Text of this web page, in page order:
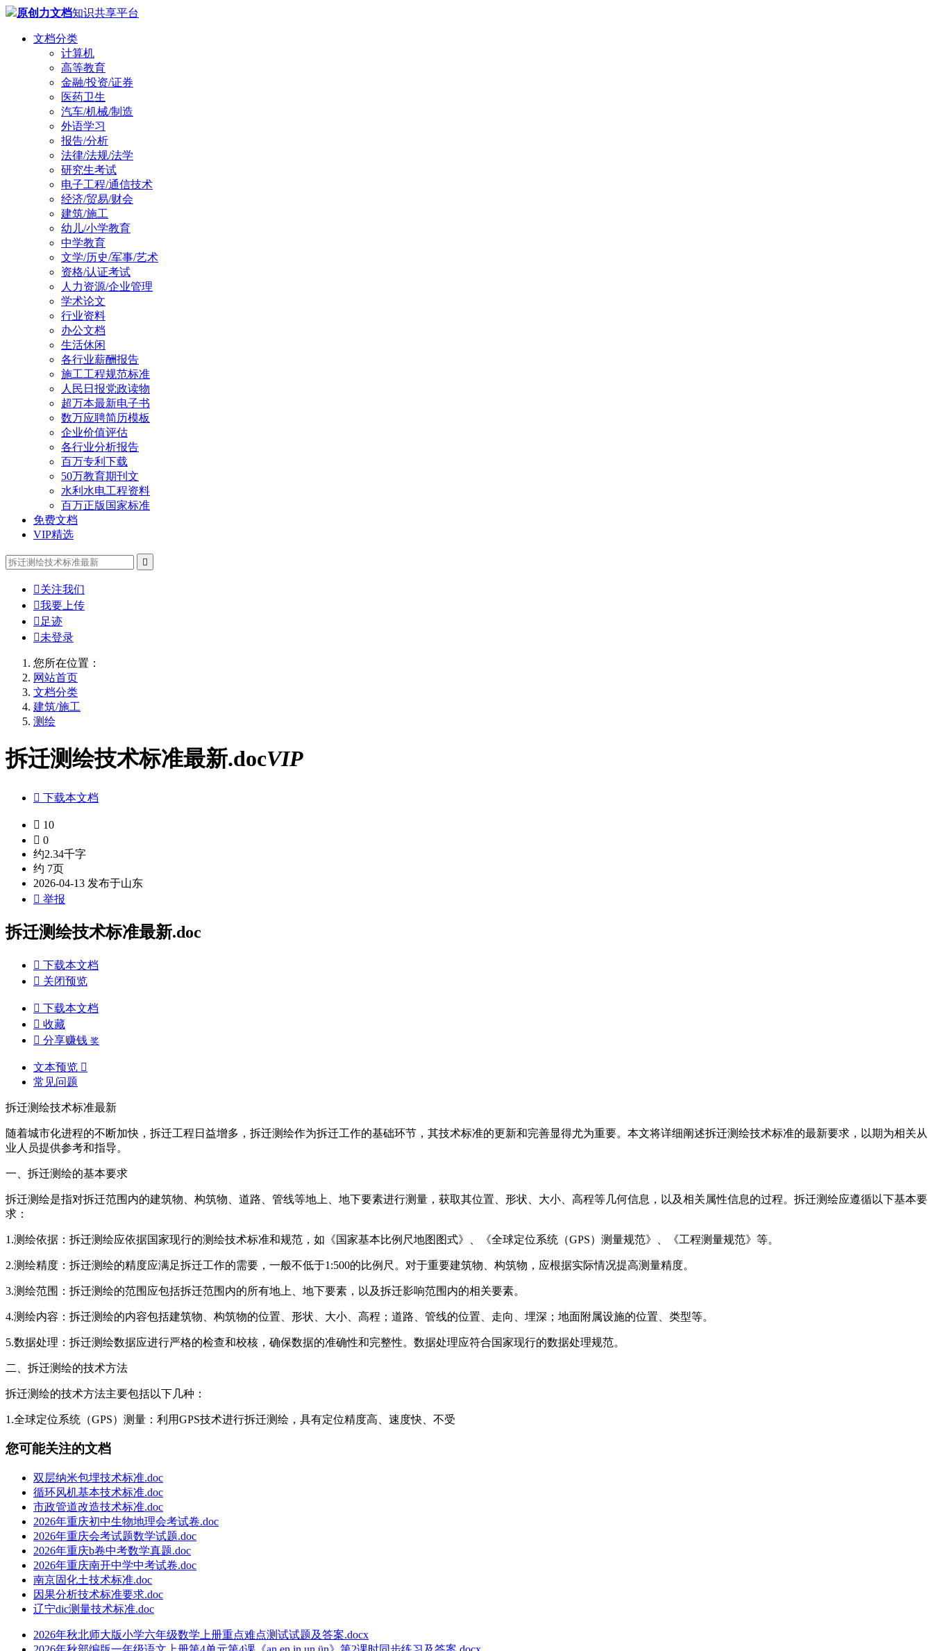
原创力文档知识共享平台
文档分类
计算机
高等教育
金融/投资/证券
医药卫生
汽车/机械/制造
外语学习
报告/分析
法律/法规/法学
研究生考试
电子工程/通信技术
经济/贸易/财会
建筑/施工
幼儿/小学教育
中学教育
文学/历史/军事/艺术
资格/认证考试
人力资源/企业管理
学术论文
行业资料
办公文档
生活休闲
各行业薪酬报告
施工工程规范标准
人民日报党政读物
超万本最新电子书
数万应聘简历模板
企业价值评估
各行业分析报告
百万专利下载
50万教育期刊文
水利水电工程资料
百万正版国家标准
免费文档
VIP精选

关注我们
我要上传
 足迹
未登录
您所在位置：
网站首页
文档分类
建筑/施工
测绘
拆迁测绘技术标准最新.docVIP
 下载本文档
 10
 0
约2.34千字
约 7页
2026-04-13 发布于山东
 举报
拆迁测绘技术标准最新.doc
 下载本文档
 关闭预览
 下载本文档
 收藏
 分享赚钱 奖
文本预览 
常见问题
拆迁测绘技术标准最新
随着城市化进程的不断加快，拆迁工程日益增多，拆迁测绘作为拆迁工作的基础环节，其技术标准的更新和完善显得尤为重要。本文将详细阐述拆迁测绘技术标准的最新要求，以期为相关从
业人员提供参考和指导。
一、拆迁测绘的基本要求
拆迁测绘是指对拆迁范围内的建筑物、构筑物、道路、管线等地上、地下要素进行测量，获取其位置、形状、大小、高程等几何信息，以及相关属性信息的过程。拆迁测绘应遵循以下基本要
求：
1.测绘依据：拆迁测绘应依据国家现行的测绘技术标准和规范，如《国家基本比例尺地图图式》、《全球定位系统（GPS）测量规范》、《工程测量规范》等。
2.测绘精度：拆迁测绘的精度应满足拆迁工作的需要，一般不低于1:500的比例尺。对于重要建筑物、构筑物，应根据实际情况提高测量精度。
3.测绘范围：拆迁测绘的范围应包括拆迁范围内的所有地上、地下要素，以及拆迁影响范围内的相关要素。
4.测绘内容：拆迁测绘的内容包括建筑物、构筑物的位置、形状、大小、高程；道路、管线的位置、走向、埋深；地面附属设施的位置、类型等。
5.数据处理：拆迁测绘数据应进行严格的检查和校核，确保数据的准确性和完整性。数据处理应符合国家现行的数据处理规范。
二、拆迁测绘的技术方法
拆迁测绘的技术方法主要包括以下几种：
1.全球定位系统（GPS）测量：利用GPS技术进行拆迁测绘，具有定位精度高、速度快、不受
您可能关注的文档
双层纳米包埋技术标准.doc
循环风机基本技术标准.doc
市政管道改造技术标准.doc
2026年重庆初中生物地理会考试卷.doc
2026年重庆会考试题数学试题.doc
2026年重庆b卷中考数学真题.doc
2026年重庆南开中学中考试卷.doc
南京固化土技术标准.doc
因果分析技术标准要求.doc
辽宁dic测量技术标准.doc
2026年秋北师大版小学六年级数学上册重点难点测试试题及答案.docx